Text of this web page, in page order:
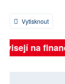
Vytisknout
na